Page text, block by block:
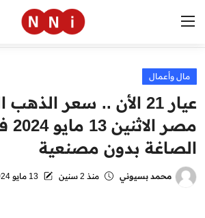
الرئيسية
اخبار مصر
العالم
الرياضة
مال وأعمال
عيار 21 الأن .. سعر
الصاغة بدون مصنعية
محمد بسيوني منذ 2 سنين 13 مايو 2024 - 7:11 PM